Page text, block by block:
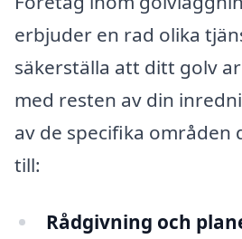
erbjuder en rad olika
säkerställa att ditt golv
med resten av din
av de specifika områden
till:
Rådgivning och